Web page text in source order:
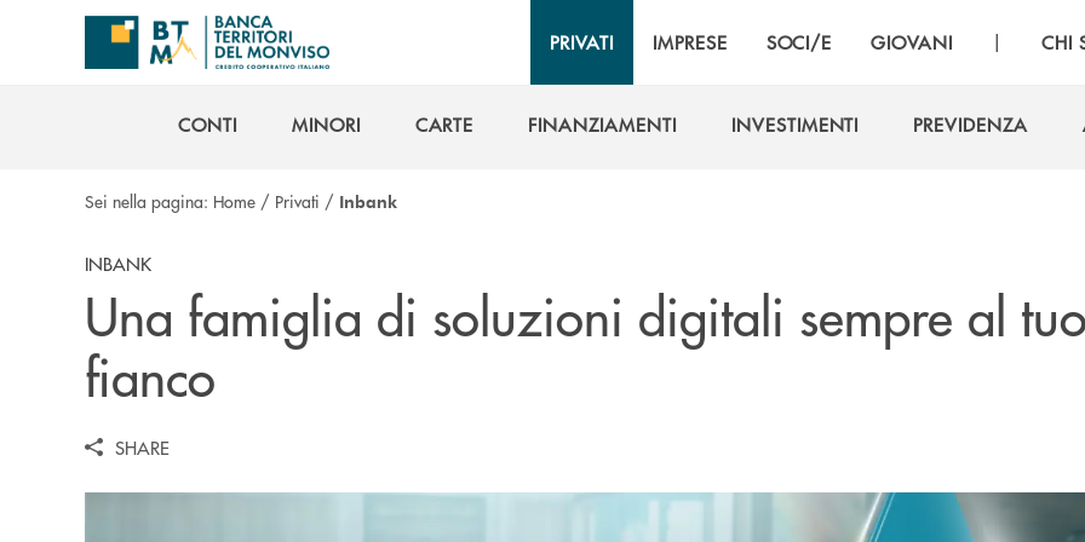
Salta al contenuto principale
PRIVATI IMPRESE SOCI/E GIOVANI | CHI
CONTI
MINORI
CARTE
FINANZIAMENTI
INVESTIMENTI
PREVIDENZA
Sei nella pagina: Home / Privati / Inbank
INBANK
Una famiglia di soluzioni digitali sempre al tuo
fianco
SHARE